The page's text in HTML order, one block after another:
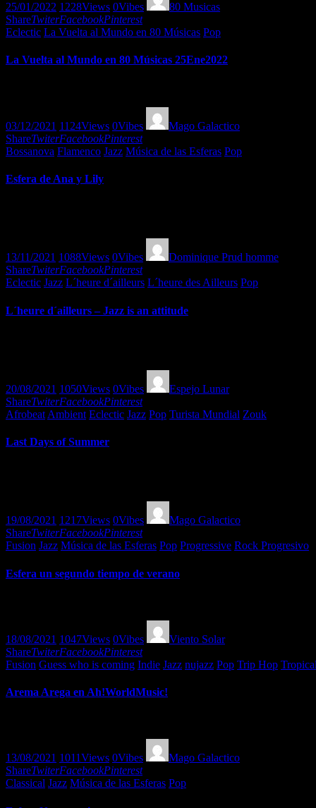
25/01/2022 1228Views 0Vibes
80 Musicas
ShareTwiterFacebookPinterest
Eclectic La Vuelta al Mundo en 80 Músicas Pop
La Vuelta al Mundo en 80 Músicas 25Ene2022
03/12/2021 1124Views 0Vibes
Mago Galactico
ShareTwiterFacebookPinterest
Bossanova Flamenco Jazz Música de las Esferas Pop
Esfera de Ana y Lily
13/11/2021 1088Views 0Vibes
Dominique Prud homme
ShareTwiterFacebookPinterest
Eclectic Jazz L´heure d´ailleurs L´heure des Ailleurs Pop
L´heure d´ailleurs – Jazz is an attitude
20/08/2021 1050Views 0Vibes
Espejo Lunar
ShareTwiterFacebookPinterest
Afrobeat Ambient Eclectic Jazz Pop Turista Mundial Zouk
Last Days of Summer
19/08/2021 1217Views 0Vibes
Mago Galactico
ShareTwiterFacebookPinterest
Fusion Jazz Música de las Esferas Pop Progressive Rock Progresivo
Esfera un segundo tiempo de verano
18/08/2021 1047Views 0Vibes
Viento Solar
ShareTwiterFacebookPinterest
Fusion Guess who is coming Indie Jazz nujazz Pop Trip Hop Tropical
Arema Arega en Ah!WorldMusic!
13/08/2021 1011Views 0Vibes
Mago Galactico
ShareTwiterFacebookPinterest
Classical Jazz Música de las Esferas Pop